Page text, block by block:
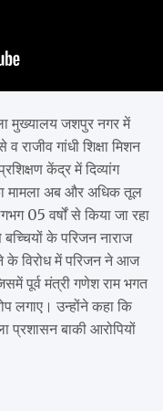
मुख्यालय जशपुर नगर में
राजीव गांधी शिक्षा मिशन
केंद्र में दिव्यांग
मामला अब और अधिक तूल
05 वर्षों से किया जा रहा
बच्चियों के परिजन नाराज
के विरोध में परिजन ने आज
पूर्व मंत्री गणेश राम भगत
लगाए। उन्होंने कहा कि
प्रशासन बाकी आरोपियों